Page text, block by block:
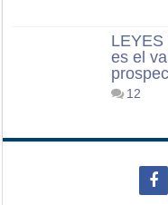
es el
12